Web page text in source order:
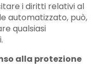
i diritti relativi al
automatizzato, può,
qualsiasi
alla protezione